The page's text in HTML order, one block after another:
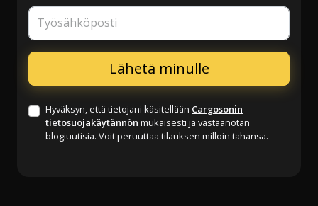
Työsähköposti
Hyväksyn, että tietojani käsitellään Cargosonin
tietosuojakäytännön mukaisesti ja vastaanotan
blogiuutisia. Voit peruuttaa tilauksen milloin tahansa.